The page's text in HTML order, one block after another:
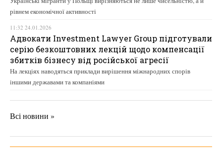
рівнем економічної активності
11:32 24.01.2026
Адвокати Investment Lawyer Group підготували
серію безкоштовних лекцій щодо компенсації
збитків бізнесу від російської агресії
На лекціях наводяться приклади вирішення міжнародних спорів
іншими державами та компаніями
Всі новини »